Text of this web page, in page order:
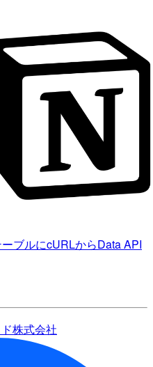
ブルにcURLからData API
株式会社